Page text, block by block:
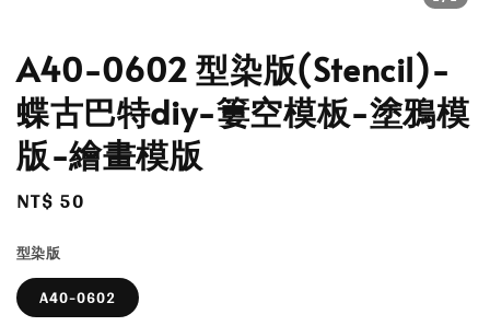
A40-0602 型染版(Stencil)-
蝶古巴特diy-簍空模板-塗鴉模
版-繪畫模版
Regular
NT$ 50
型染版
A40-0602